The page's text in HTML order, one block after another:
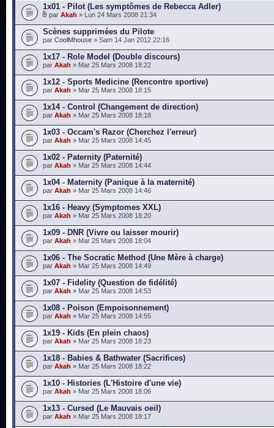
1x01 - Pilot (Les symptômes de Rebecca Adler)
par Akah » Lun 24 Mars 2008 21:34
Scènes supprimées du Pilote
par CoolMhouse » Sam 14 Jan 2012 22:16
1x17 - Role Model (Double discours)
par Akah » Mar 25 Mars 2008 18:22
1x12 - Sports Medicine (Rencontre sportive)
par Akah » Mar 25 Mars 2008 18:15
1x14 - Control (Changement de direction)
par Akah » Mar 25 Mars 2008 18:18
1x03 - Occam's Razor (Cherchez l'erreur)
par Akah » Mar 25 Mars 2008 14:45
1x02 - Paternity (Paternité)
par Akah » Mar 25 Mars 2008 14:44
1x04 - Maternity (Panique à la maternité)
par Akah » Mar 25 Mars 2008 14:46
1x16 - Heavy (Symptomes XXL)
par Akah » Mar 25 Mars 2008 18:20
1x09 - DNR (Vivre ou laisser mourir)
par Akah » Mar 25 Mars 2008 18:04
1x06 - The Socratic Method (Une Mère à charge)
par Akah » Mar 25 Mars 2008 14:49
1x07 - Fidelity (Question de fidélité)
par Akah » Mar 25 Mars 2008 14:53
1x08 - Poison (Empoisonnement)
par Akah » Mar 25 Mars 2008 14:55
1x19 - Kids (En plein chaos)
par Akah » Mar 25 Mars 2008 18:23
1x18 - Babies & Bathwater (Sacrifices)
par Akah » Mar 25 Mars 2008 18:22
1x10 - Histories (L'Histoire d'une vie)
par Akah » Mar 25 Mars 2008 18:06
1x13 - Cursed (Le Mauvais oeil)
par Akah » Mar 25 Mars 2008 18:17